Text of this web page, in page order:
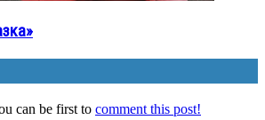
can be first to comment this post!